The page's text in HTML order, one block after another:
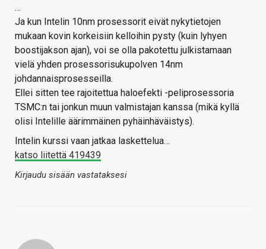
…
Ja kun Intelin 10nm prosessorit eivät nykytietojen
mukaan kovin korkeisiin kelloihin pysty (kuin lyhyen
boostijakson ajan), voi se olla pakotettu julkistamaan
vielä yhden prosessorisukupolven 14nm
johdannaisprosesseilla.
Ellei sitten tee rajoitettua haloefekti -peliprosessoria
TSMC:n tai jonkun muun valmistajan kanssa (mikä kyllä
olisi Intelille äärimmäinen pyhäinhäväistys).
Intelin kurssi vaan jatkaa laskettelua…
katso liitettä 419439
Kirjaudu sisään vastataksesi